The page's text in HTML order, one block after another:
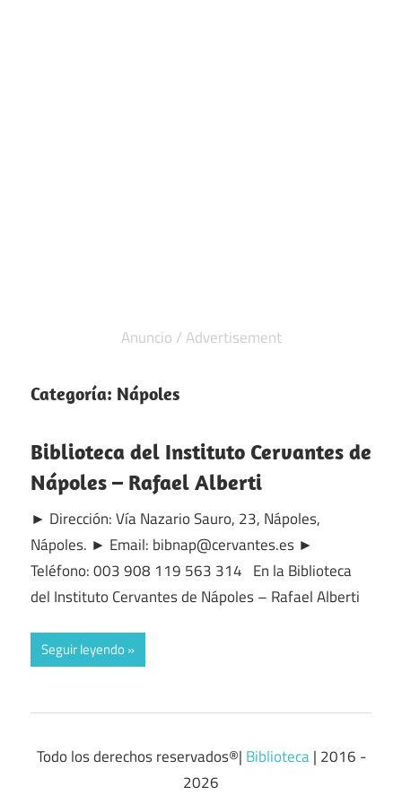
Categoría: Nápoles
Biblioteca del Instituto Cervantes de
Nápoles – Rafael Alberti
► Dirección: Vía Nazario Sauro, 23, Nápoles,
Nápoles. ► Email: bibnap@cervantes.es ►
Teléfono: 003 908 119 563 314 En la Biblioteca
del Instituto Cervantes de Nápoles – Rafael Alberti
Seguir leyendo
Todo los derechos reservados®| Biblioteca| 2016 -
2026